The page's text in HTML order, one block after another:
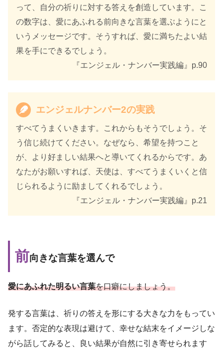
って、自分の祈りに対する答えを創造しています。こ
の数字は、愛にあふれる前向きな言葉を選ぶようにと
いうメッセージです。そうすれば、愛に満ちたよい結
果を手にできるでしょう。
『エンジェル・ナンバー実践編』p.90
エンジェルナンバー2の実践
すべてうまくいきます。これからもそうでしょう。そ
う信じ続けてください。なぜなら、希望を持つこと
が、より好ましい結果へと導いてくれるからです。あ
なたがお願いすれば、天使は、すべてうまくいくと信
じられるように励ましてくれるでしょう。
『エンジェル・ナンバー実践編』p.21
前向きな言葉を選んで
愛にあふれた明るい言葉を口癖にしましょう。
発する言葉は、祈りの答えを形にする大きな力をもってい
ます。否定的な表現は避けて、幸せな結末をイメージしな
がら話してみると、良い結果が自然に引き寄せられます